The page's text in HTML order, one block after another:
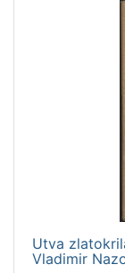
Utva
Vladimir